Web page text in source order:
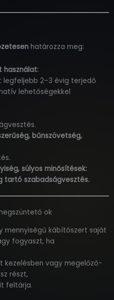
határozza meg:
használat:
legfeljebb 2–3 évig terjedő
lehetőségekkel
bűnszövetség,
súlyos minősítések:
tartó szabadságvesztés.
ok
mennyiségű kábítószert saját
fogyaszt, ha
kezelésben vagy megelőző-
részt,
feltárja.